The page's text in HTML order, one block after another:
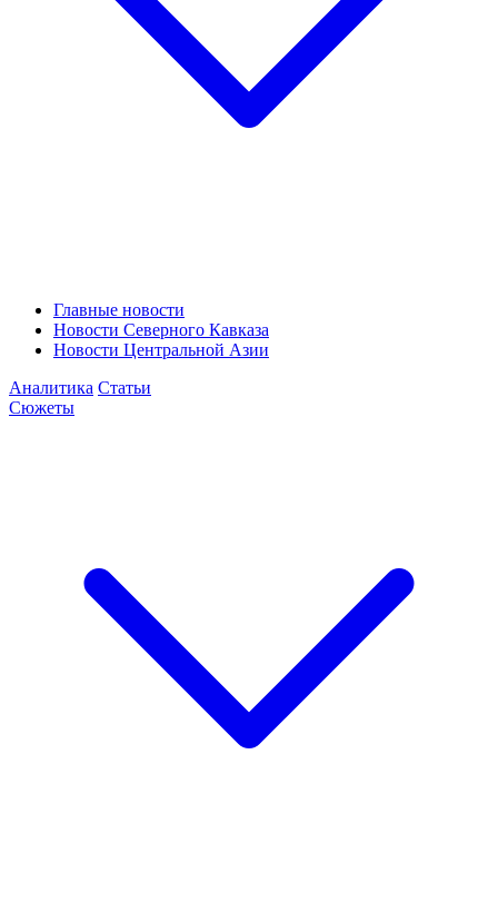
Главные новости
Новости Северного Кавказа
Новости Центральной Азии
Аналитика Статьи
Сюжеты